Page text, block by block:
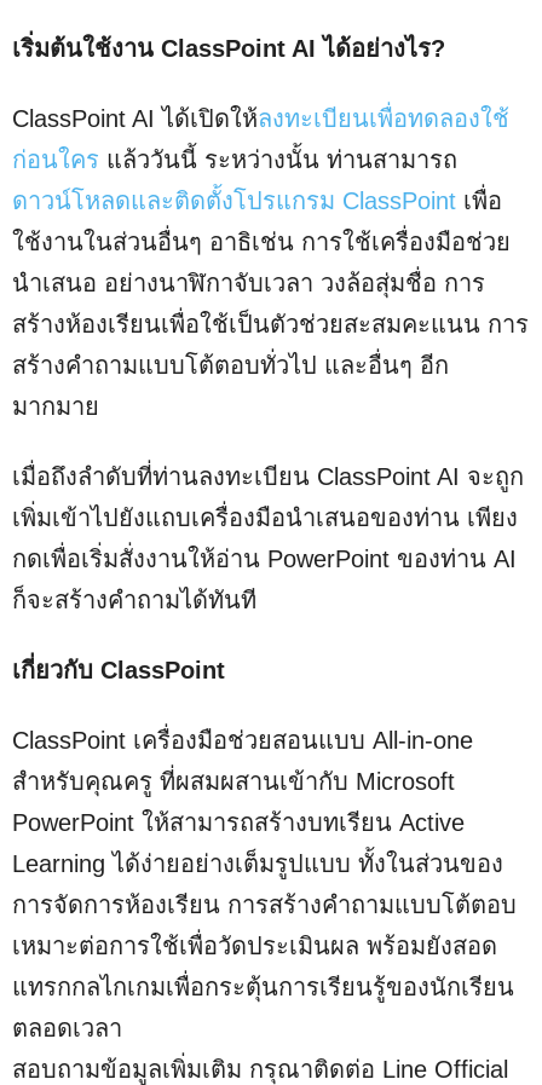
เริ่มต้นใช้งาน ClassPoint AI ได้อย่างไร?
ClassPoint AI ได้เปิดให้ลงทะเบียนเพื่อทดลองใช้
ก่อนใคร แล้ววันนี้ ระหว่างนั้น ท่านสามารถ
ดาวน์โหลดและติดตั้งโปรแกรม ClassPoint เพื่อ
ใช้งานในส่วนอื่นๆ อาธิเช่น การใช้เครื่องมือช่วย
นำเสนอ อย่างนาฬิกาจับเวลา วงล้อสุ่มชื่อ การ
สร้างห้องเรียนเพื่อใช้เป็นตัวช่วยสะสมคะแนน การ
สร้างคำถามแบบโต้ตอบทั่วไป และอื่นๆ อีก
มากมาย
เมื่อถึงลำดับที่ท่านลงทะเบียน ClassPoint AI จะถูก
เพิ่มเข้าไปยังแถบเครื่องมือนำเสนอของท่าน เพียง
กดเพื่อเริ่มสั่งงานให้อ่าน PowerPoint ของท่าน AI
ก็จะสร้างคำถามได้ทันที
เกี่ยวกับ ClassPoint
ClassPoint เครื่องมือช่วยสอนแบบ All-in-one
สำหรับคุณครู ที่ผสมผสานเข้ากับ Microsoft
PowerPoint ให้สามารถสร้างบทเรียน Active
Learning ได้ง่ายอย่างเต็มรูปแบบ ทั้งในส่วนของ
การจัดการห้องเรียน การสร้างคำถามแบบโต้ตอบ
เหมาะต่อการใช้เพื่อวัดประเมินผล พร้อมยังสอด
แทรกกลไกเกมเพื่อกระตุ้นการเรียนรู้ของนักเรียน
ตลอดเวลา
สอบถามข้อมูลเพิ่มเติม กรุณาติดต่อ Line Official